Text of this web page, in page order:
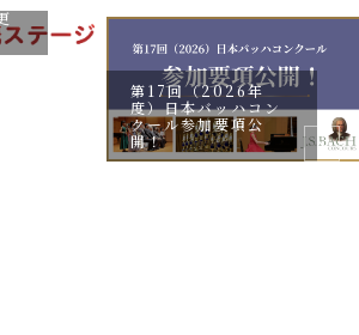
第17回（2026年
度）日本バッハコン
クール参加要項公
開！